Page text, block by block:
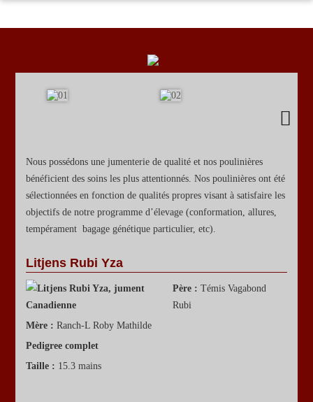
JUMENTS
À VENDRE
ÉVÈNEMENTS SPÉCIAUX
Nous possédons une jumenterie de qualité et nos poulinières
bénéficient des soins les plus attentionnés. Nos poulinières ont été
sélectionnées en fonction de qualités propres visant à satisfaire les
objectifs de notre programme d’élevage (conformation, allures,
tempérament bagage génétique particulier, etc).
Litjens Rubi Yza
Père : Témis Vagabond
Rubi
Mère : Ranch-L Roby Mathilde
Pedigree complet
Taille : 15.3 mains